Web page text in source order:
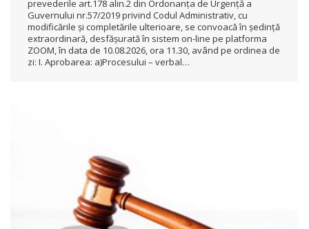
prevederile art.178 alin.2 din Ordonanța de Urgență a
Guvernului nr.57/2019 privind Codul Administrativ, cu
modificările și completările ulterioare, se convoacă în ședință
extraordinară, desfășurată în sistem on-line pe platforma
ZOOM, în data de 10.08.2026, ora 11.30, având pe ordinea de
zi: I. Aprobarea: a)Procesului – verbal…